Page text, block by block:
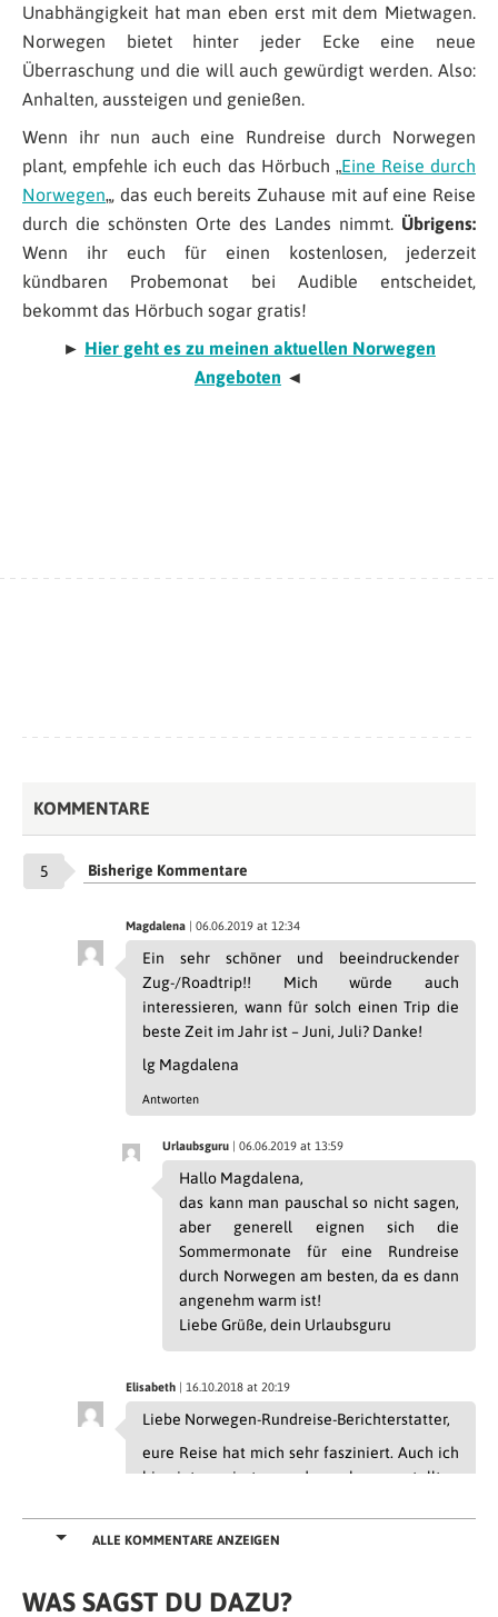
Unabhängigkeit hat man eben erst mit dem Mietwagen.
Norwegen bietet hinter jeder Ecke eine neue
Überraschung und die will auch gewürdigt werden. Also:
Anhalten, aussteigen und genießen.
Wenn ihr nun auch eine Rundreise durch Norwegen
plant, empfehle ich euch das Hörbuch „ Eine Reise durch
Norwegen „, das euch bereits Zuhause mit auf eine Reise
durch die schönsten Orte des Landes nimmt. Übrigens:
Wenn ihr euch für einen kostenlosen, jederzeit
kündbaren Probemonat bei Audible entscheidet,
bekommt das Hörbuch sogar gratis!
► Hier geht es zu meinen aktuellen Norwegen
Angeboten ◄
KOMMENTARE
5 Bisherige Kommentare
Magdalena | 06.06.2019 at 12:34
Ein sehr schöner und beeindruckender
Zug-/Roadtrip!! Mich würde auch
interessieren, wann für solch einen Trip die
beste Zeit im Jahr ist – Juni, Juli? Danke!
lg Magdalena
Antworten
Urlaubsguru | 06.06.2019 at 13:59
Hallo Magdalena,
das kann man pauschal so nicht sagen,
aber generell eignen sich die
Sommermonate für eine Rundreise
durch Norwegen am besten, da es dann
angenehm warm ist!
Liebe Grüße, dein Urlaubsguru
Elisabeth | 16.10.2018 at 20:19
Liebe Norwegen-Rundreise-Berichterstatter,
eure Reise hat mich sehr fasziniert. Auch ich
bin interessiert an den oben gestellten
Rückmeldung. Zudem interessiert mich noch
von wann bis wann ihr gereist seid.
ALLE KOMMENTARE ANZEIGEN
WAS SAGST DU DAZU?